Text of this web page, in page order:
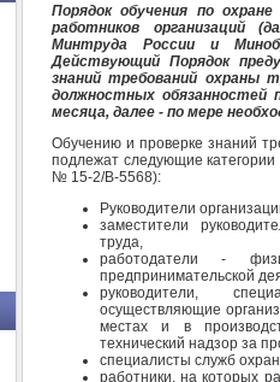
Порядок обучения по
работников организаций
Минтруда России и
Действующий Порядок
знаний требований охраны
должностных обязанностей
месяца, далее - по мере
Обучению и проверке знаний
подлежат следующие
№ 15-2/В-5568):
Руководители
заместители
труда,
работодатели -
предпринимательской
руководители,
осуществляющие
местах и в
технический надзор за
специалисты служб
работники, на которых